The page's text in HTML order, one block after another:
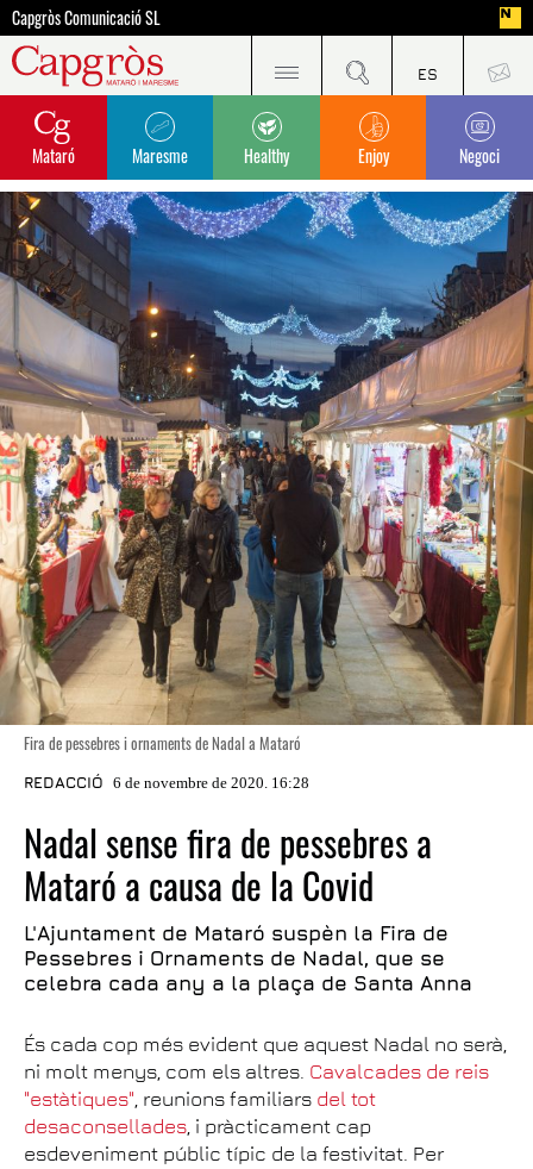
Capgròs Comunicació SL
Mataró Maresme Healthy Enjoy Negoci
Fira de pessebres i ornaments de Nadal a Mataró
REDACCIÓ 6 de novembre de 2020. 16:28
Nadal sense fira de pessebres a
Mataró a causa de la Covid
L'Ajuntament de Mataró suspèn la Fira de
Pessebres i Ornaments de Nadal, que se
celebra cada any a la plaça de Santa Anna
És cada cop més evident que aquest Nadal no serà,
ni molt menys, com els altres. Cavalcades de reis
"estàtiques", reunions familiars del tot
desaconsellades, i pràcticament cap
esdeveniment públic típic de la festivitat. Per